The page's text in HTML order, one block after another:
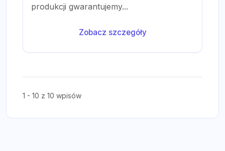
produkcji gwarantujemy...
Zobacz szczegóły
1 - 10 z 10 wpisów